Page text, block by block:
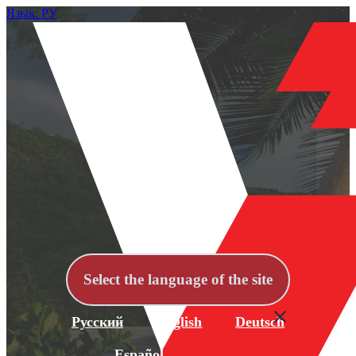
Язык: РУ
Select the language of the site
Русский English Deutsch